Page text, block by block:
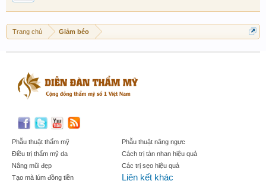
Trang chủ Giảm béo
Phẫu thuật thẩm mỹ
Điều trị thẩm mỹ da
Nâng mũi đẹp
Tạo mà lúm đồng tiền
Phẫu thuật nâng ngực
Cách trị tàn nhan hiệu quả
Các trị sẹo hiệu quả
Liên kết khác